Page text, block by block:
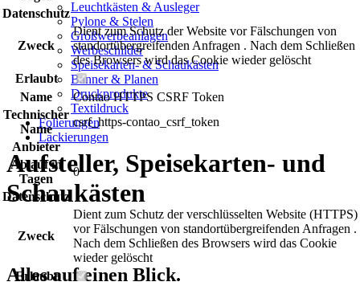
Leuchtkästen & Ausleger
Pylone & Stelen
Großwerbeanlagen
Werbeschilder
Speisekarten- & Schaukästen
Banner & Planen
Druckprodukte
Textildruck
Folierungen
Lackierungen
Aufsteller, Speisekarten- und
Schaukästen
Alles auf einen Blick.
Datenschutz
Zweck
Dient zum Schutz der Website vor Fälschungen von
standortübergreifenden Anfragen . Nach dem Schließen
des Browsers wird das Cookie wieder gelöscht
Erlaubt
Name
Contao HTTPS CSRF Token
Technischer
Name
csrf_https-contao_csrf_token
Anbieter
Ablauf in
Tagen
0
Datenschutz
Zweck
Dient zum Schutz der verschlüsselten Website (HTTPS)
vor Fälschungen von standortübergreifenden Anfragen .
Nach dem Schließen des Browsers wird das Cookie
wieder gelöscht
Erlaubt